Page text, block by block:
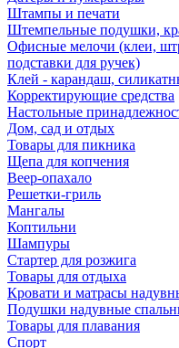
Штампы и печати
Штемпельные подушки,
Офисные мелочи (клеи,
подставки для ручек)
Клей - карандаш,
Корректирующие средства
Настольные
Дом, сад и отдых
Товары для пикника
Щепа для копчения
Веер-опахало
Решетки-гриль
Мангалы
Коптильни
Шампуры
Стартер для розжига
Товары для отдыха
Кровати и матрасы
Подушки надувные
Товары для плавания
Спорт